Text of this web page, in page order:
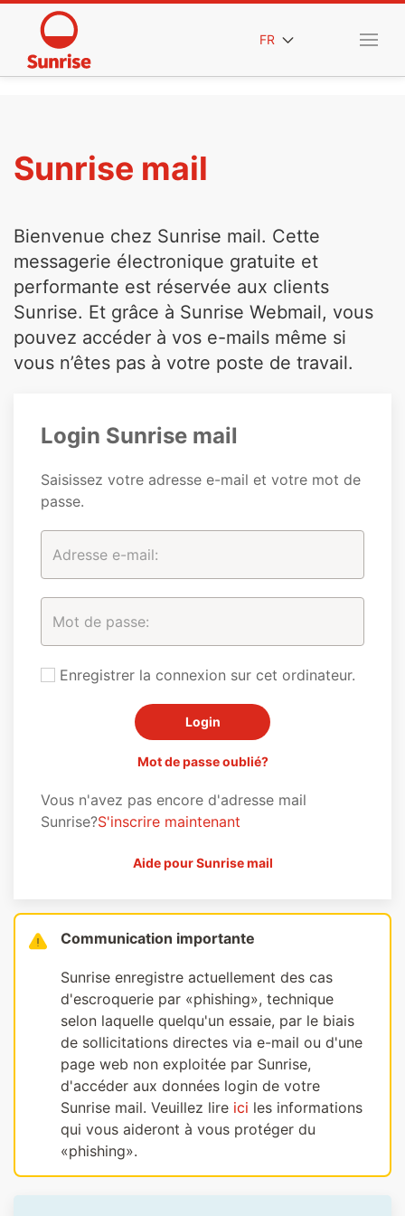
FR
Sunrise mail
Bienvenue chez Sunrise mail. Cette
messagerie électronique gratuite et
performante est réservée aux clients
Sunrise. Et grâce à Sunrise Webmail, vous
pouvez accéder à vos e-mails même si
vous n’êtes pas à votre poste de travail.
Login Sunrise mail
Saisissez votre adresse e-mail et votre mot de
passe.
Enregistrer la connexion sur cet ordinateur.
Mot de passe oublié?
Vous n'avez pas encore d'adresse mail
Sunrise?S'inscrire maintenant
Aide pour Sunrise mail
Communication importante
Sunrise enregistre actuellement des cas
d'escroquerie par «phishing», technique
selon laquelle quelqu'un essaie, par le biais
de sollicitations directes via e-mail ou d'une
page web non exploitée par Sunrise,
d'accéder aux données login de votre
Sunrise mail. Veuillez lire ici les informations
qui vous aideront à vous protéger du
«phishing».